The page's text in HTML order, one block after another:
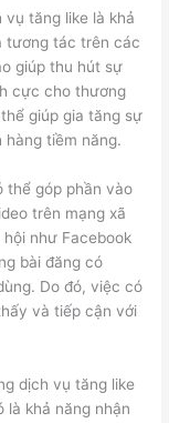
tăng like là khả
tương tác trên các
giúp thu hút sự
cực cho thương
giúp gia tăng sự
tiềm năng.
thể góp phần vào
trên mạng xã
như Facebook
bài đăng có
Do đó, việc có
và tiếp cận với
dịch vụ tăng like
là khả năng nhận